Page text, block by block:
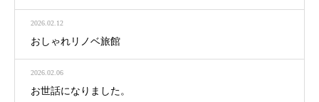
2026.02.12
おしゃれリノベ旅館
2026.02.06
お世話になりました。